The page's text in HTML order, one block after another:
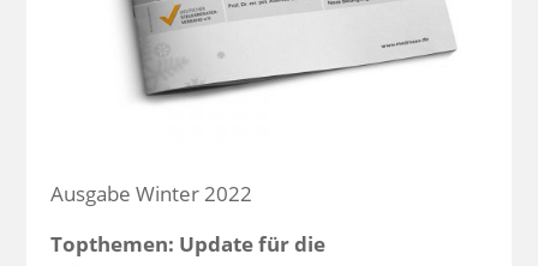
Ausgabe Winter 2022
Topthemen: Update für die